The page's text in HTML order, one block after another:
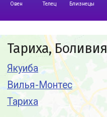
Овен Телец Близнецы
Тариха, Боливия
Якуиба
Вилья-Монтес
Тариха